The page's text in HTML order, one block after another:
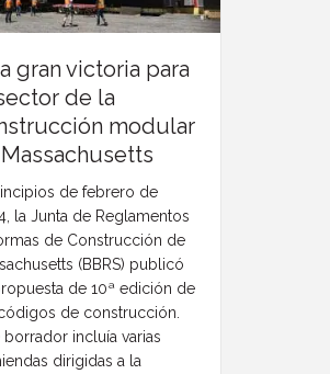
gran victoria para
de la
modular
de febrero de
la Junta de Reglamentos
de Construcción de
(BBRS) publicó
de 10ª edición de
de construcción.
borrador incluía varias
dirigidas a la